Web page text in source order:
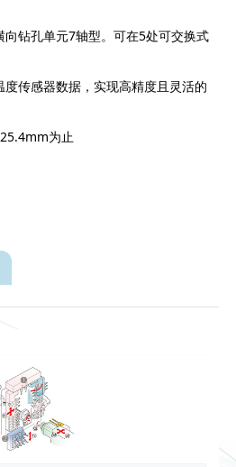
向钻孔单元7轴型。可在5处可交换式
度传感器数据，实现高精度且灵活的
为止